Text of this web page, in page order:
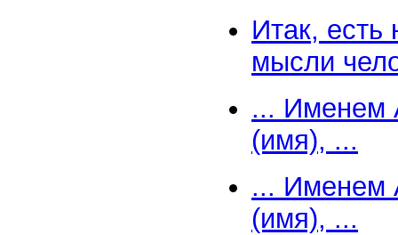
Итак, есть
мысли
... Именем
(имя), ...
... Именем
(имя), ...